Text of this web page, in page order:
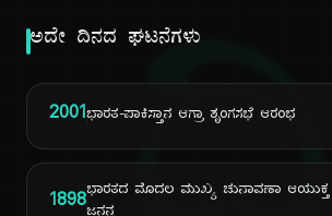
ಅದೇ ದಿನದ ಘಟನೆಗಳು
2001ಭಾರತ-ಪಾಕಿಸ್ತಾನ ಆಗ್ರಾ ಶೃಂಗಸಭೆ ಆರಂಭ
1898ಭಾರತದ ಮೊದಲ ಮುಖ್ಯ ಚುನಾವಣಾ